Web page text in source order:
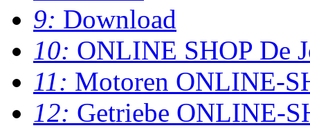
9: Download
10: ONLINE SHOP De
11: Motoren ONLINE-
12: Getriebe ONLINE-